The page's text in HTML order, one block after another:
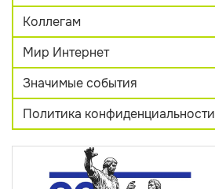
Коллегам
Мир Интернет
Значимые события
Политика конфиденциальности